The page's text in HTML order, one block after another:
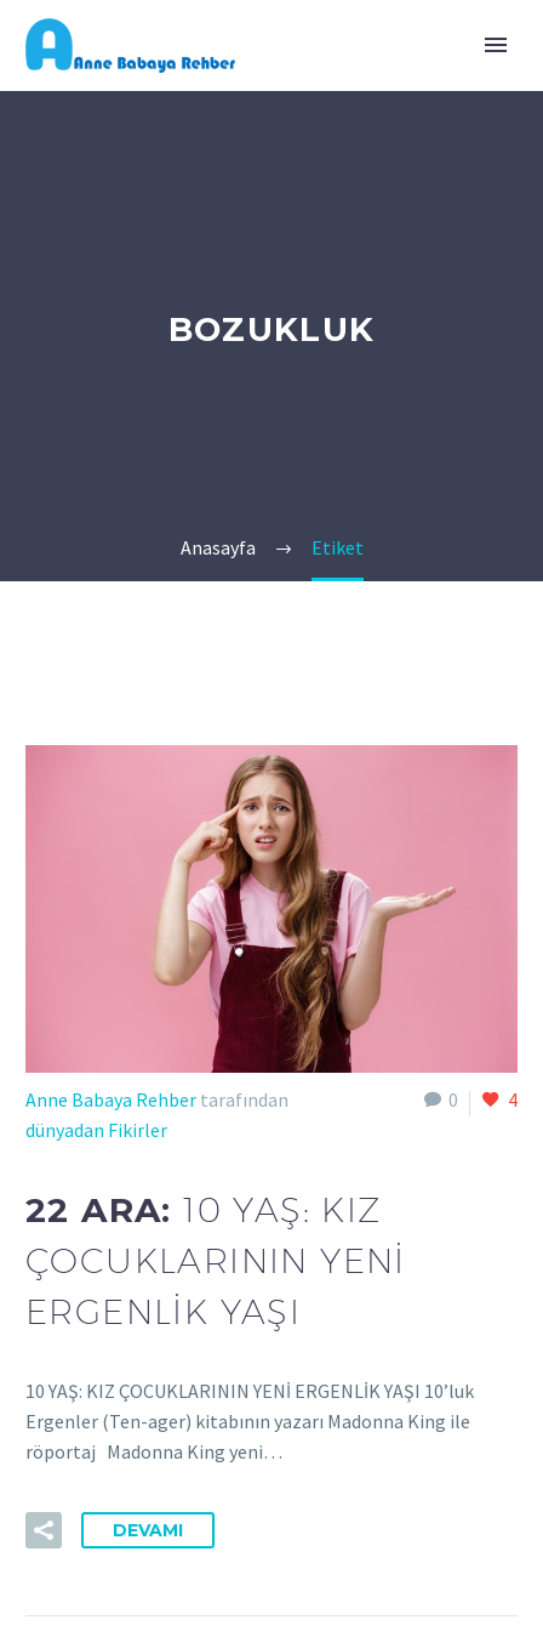
BOZUKLUK
Anasayfa Etiket
0 4
Anne Babaya Rehber tarafından
dünyadan Fikirler
22 ARA:10 YAŞ: KIZ
ÇOCUKLARININ YENİ
ERGENLİK YAŞI
10 YAŞ: KIZ ÇOCUKLARININ YENİ ERGENLİK YAŞI 10’luk
Ergenler (Ten-ager) kitabının yazarı Madonna King ile
röportaj Madonna King yeni…
DEVAMI